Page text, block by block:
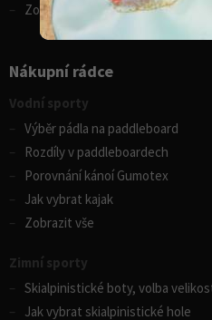
Zobrazit vše
Nákupní rádce
Vodní sporty
Výběr pádla na paddleboard
Rozdíly v paddleboardech
Porovnání kánoí Gumotex
Jak vybrat kajak
Zobrazit vše
Zimní sporty
Skialpinistické boty, volba
Jak vybrat skialpinistické hole